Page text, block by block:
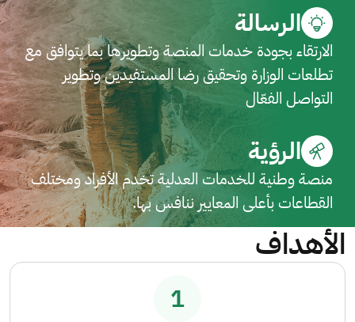
الرسالة
الارتقاء بجودة خدمات المنصة وتطويرها بما يتوافق مع
تطلعات الوزارة وتحقيق رضا المستفيدين وتطوير
التواصل الفعّال
الرؤية
منصة وطنية للخدمات العدلية تخدم الأفراد ومختلف
القطاعات بأعلى المعايير ننافس بها.
الأهداف
1